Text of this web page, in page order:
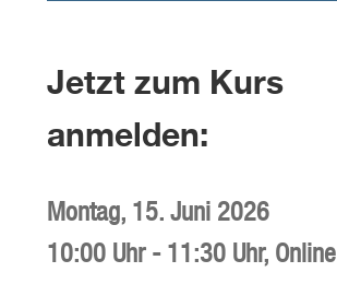
Jetzt zum Kurs
anmelden:
Montag, 15. Juni 2026
10:00 Uhr- 11:30 Uhr, Online